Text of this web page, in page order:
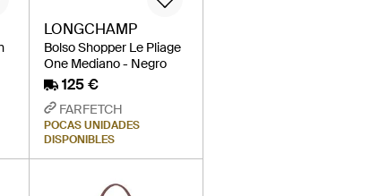
LONGCHAMP
Bolso Shopper Le Pliage
One Mediano - Negro
125 €
FARFETCH
POCAS UNIDADES
DISPONIBLES